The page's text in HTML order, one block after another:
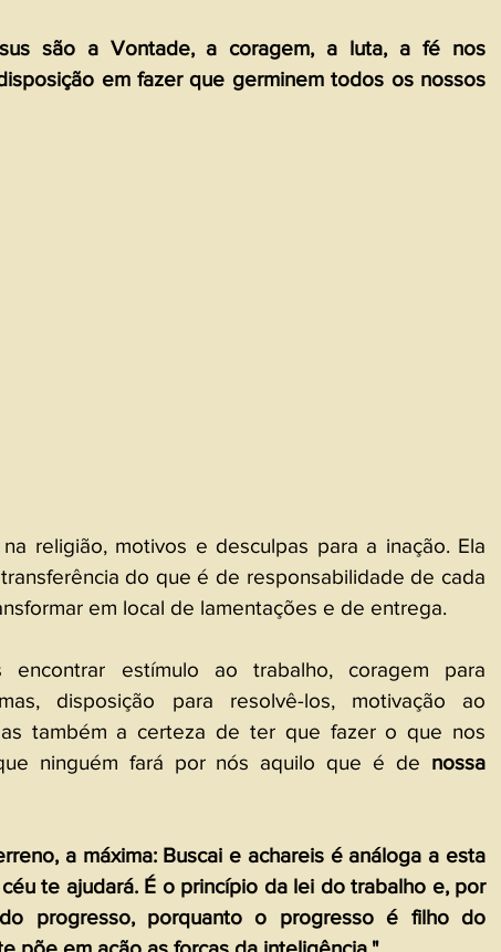
são a Vontade, a coragem, a luta, a fé nos
em fazer que germinem todos os nossos
religião, motivos e desculpas para a inação. Ela
do que é de responsabilidade de cada
em local de lamentações e de entrega.
encontrar estímulo ao trabalho, coragem para
disposição para resolvê-los, motivação ao
também a certeza de ter que fazer o que nos
ninguém fará por nós aquilo que é de nossa
a máxima: Buscai e achareis é análoga a esta
te ajudará. É o princípio da lei do trabalho e, por
progresso, porquanto o progresso é filho do